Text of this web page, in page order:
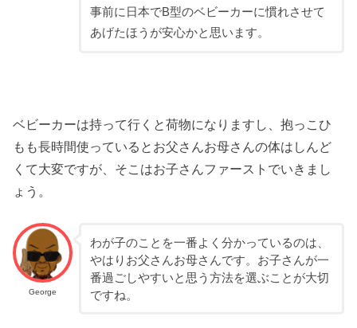
事前に日本でB型のベビーカーに慣れさせて
あげたほうが安心かと思います。
ベビーカーは持って行くと荷物になりますし、抱っこひ
もも長時間使っているとお父さんお母さんの体はしんど
くて大変ですが、そこはお子さんファーストでいきまし
ょう。
George
わが子のことを一番よく分かっているのは、
やはりお父さんお母さんです。お子さんが一
番過ごしやすいと思う方法を選ぶことが大切
ですね。